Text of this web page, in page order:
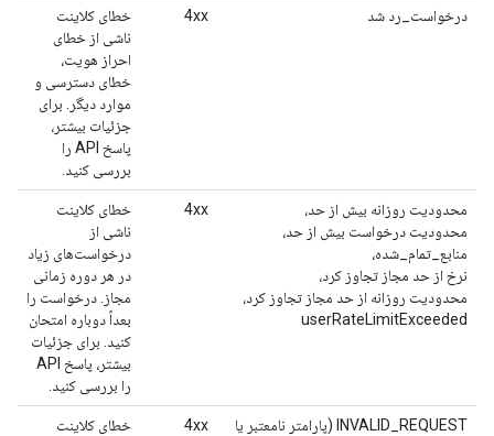
درخواست_رد شد 4xx
خطای کلاینت
ناشی از خطای
احراز هویت،
خطای دسترسی و
موارد دیگر. برای
جزئیات بیشتر،
پاسخ API را
بررسی کنید.
محدودیت روزانه بیش از حد،
محدودیت درخواست بیش از حد،
منابع_تمام_شده،
نرخ از حد مجاز تجاوز کرد،
محدودیت روزانه از حد مجاز تجاوز کرد،
userRateLimitExceeded
4xx
خطای کلاینت
ناشی از
درخواست‌های زیاد
در هر دوره زمانی
مجاز. درخواست را
بعداً دوباره امتحان
کنید. برای جزئیات
بیشتر، پاسخ API
را بررسی کنید.
INVALID_REQUEST (پارامتر نامعتبر یا
4xx
خطای کلاینت